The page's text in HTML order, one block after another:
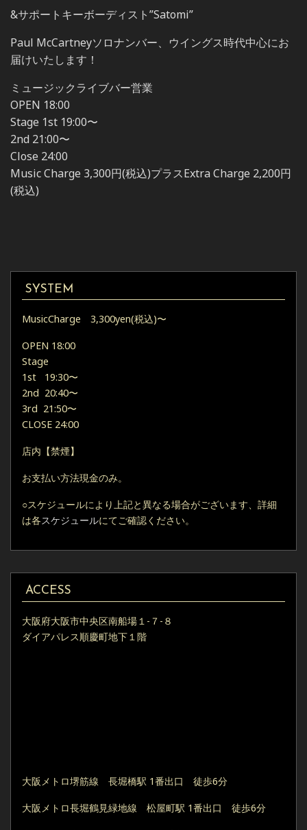
&サポートキーボーディスト”Satomi”
Paul McCartneyソロナンバー、ウイングス時代中心にお
届けいたします！
ミュージックライブバー営業
OPEN 18:00
Stage 1st 19:00〜
2nd 21:00〜
Close 24:00
Music Charge 3,300円(税込)プラスExtra Charge 2,200円
(税込)
SYSTEM
MusicCharge 3,300yen(税込)〜
OPEN 18:00
Stage
1st 19:30〜
2nd 20:40〜
3rd 21:50〜
CLOSE 24:00
店内【禁煙】
お支払い方法現金のみ。
○スケジュールにより上記と異なる場合がございます、詳細
は各スケジュールにてご確認ください。
ACCESS
大阪府大阪市中央区南船場１-７-８
ダイアパレス順慶町地下１階
大阪メトロ堺筋線 長堀橋駅 1番出口 徒歩6分
大阪メトロ長堀鶴見緑地線 松屋町駅 1番出口 徒歩6分